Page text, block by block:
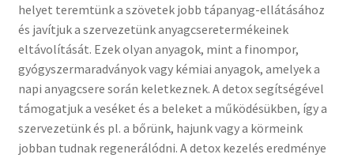
helyet teremtünk a szövetek jobb tápanyag-ellátásához
és javítjuk a szervezetünk anyagcseretermékeinek
eltávolítását. Ezek olyan anyagok, mint a finompor,
gyógyszermaradványok vagy kémiai anyagok, amelyek a
napi anyagcsere során keletkeznek. A detox segítségével
támogatjuk a veséket és a beleket a működésükben, így a
szervezetünk és pl. a bőrünk, hajunk vagy a körmeink
jobban tudnak regenerálódni. A detox kezelés eredménye